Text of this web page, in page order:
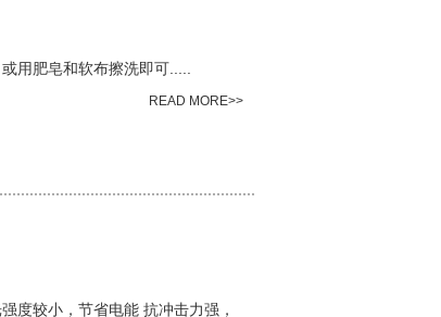
用肥皂和软布擦洗即可.....
READ MORE>>
度较小，节省电能 抗冲击力强，